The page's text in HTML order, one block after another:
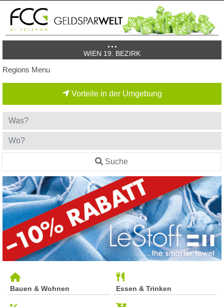
WIEN 19. BEZIRK
Regions Menu
Vorteile in der Umgebung
Suche
Bauen & Wohnen Essen & Trinken